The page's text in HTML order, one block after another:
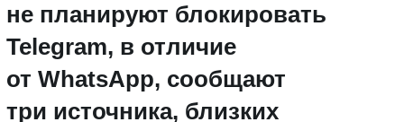
не планируют блокировать
Telegram, в отличие
от WhatsApp, сообщают
три источника, близких